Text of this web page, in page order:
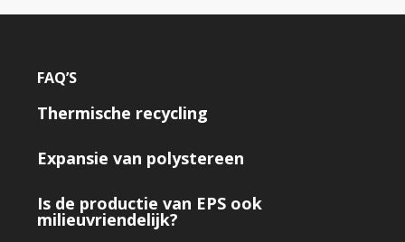
FAQ’S
Thermische recycling
Expansie van polystereen
Is de productie van EPS ook
milieuvriendelijk?